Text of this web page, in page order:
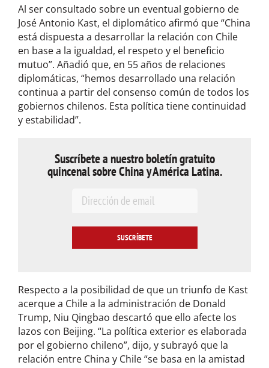
Al ser consultado sobre un eventual gobierno de
José Antonio Kast, el diplomático afirmó que “China
está dispuesta a desarrollar la relación con Chile
en base a la igualdad, el respeto y el beneficio
mutuo”. Añadió que, en 55 años de relaciones
diplomáticas, “hemos desarrollado una relación
continua a partir del consenso común de todos los
gobiernos chilenos. Esta política tiene continuidad
y estabilidad”.
Suscríbete a nuestro boletín gratuito
quincenal sobre China y América Latina.
Respecto a la posibilidad de que un triunfo de Kast
acerque a Chile a la administración de Donald
Trump, Niu Qingbao descartó que ello afecte los
lazos con Beijing. “La política exterior es elaborada
por el gobierno chileno”, dijo, y subrayó que la
relación entre China y Chile “se basa en la amistad